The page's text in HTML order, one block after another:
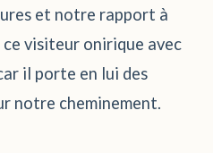
et notre rapport à
visiteur onirique avec
il porte en lui des
notre cheminement.